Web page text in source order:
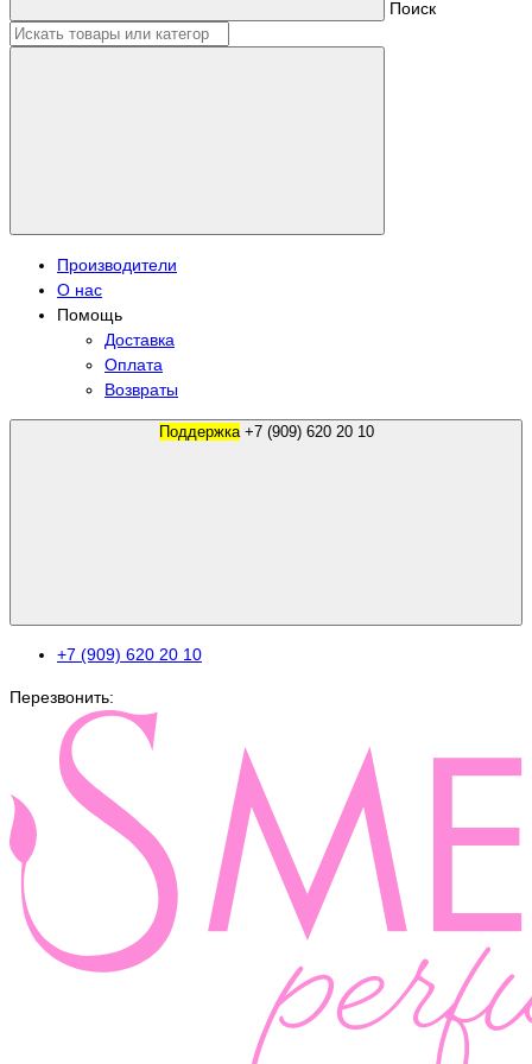
Поиск
Производители
О нас
Помощь
Доставка
Оплата
Возвраты
Поддержка +7 (909) 620 20 10
+7 (909) 620 20 10
Перезвонить: